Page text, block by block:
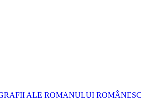
ALE ROMANULUI ROMÂNESC